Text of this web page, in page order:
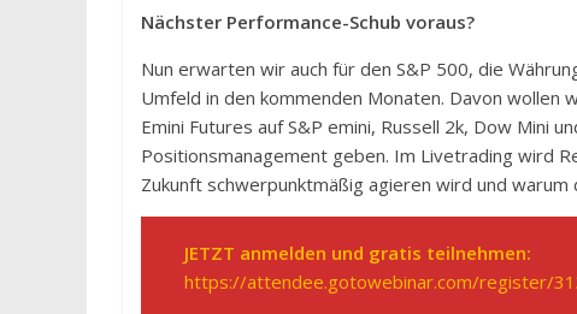
Nächster Performance-Schub voraus?
Nun erwarten wir auch für den S&P 500, die
Umfeld in den kommenden Monaten. Davon wollen
Emini Futures auf S&P emini, Russell 2k, Dow Mini
Positionsmanagement geben. Im Livetrading wird
Zukunft schwerpunktmäßig agieren wird und
JETZT anmelden und gratis teilnehmen:
https://attendee.gotowebinar.com/register/